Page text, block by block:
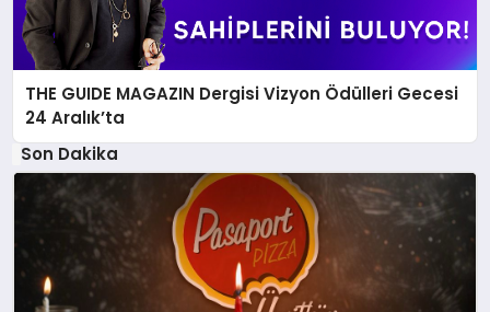
THE GUIDE MAGAZIN Dergisi Vizyon Ödülleri Gecesi
24 Aralık’ta
Son Dakika